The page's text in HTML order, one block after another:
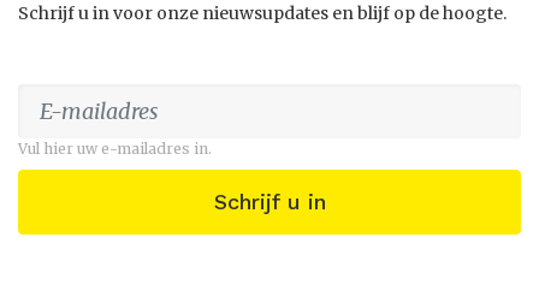
Schrijf u in voor onze nieuwsupdates en blijf op de hoogte.
Vul hier uw e-mailadres in.
Schrijf u in